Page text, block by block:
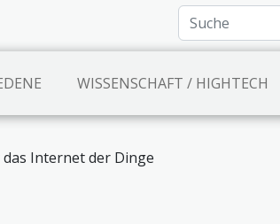
WISSENSCHAFT / HIGHTECH
Internet der Dinge